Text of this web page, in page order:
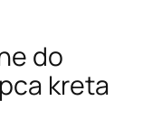
do
kreta